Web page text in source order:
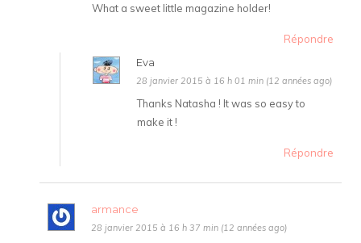
What a sweet little magazine holder!
Répondre
Eva
28 janvier 2015 à 16 h 01 min (12 années ago)
Thanks Natasha ! It was so easy to
make it !
Répondre
armance
28 janvier 2015 à 16 h 37 min (12 années ago)